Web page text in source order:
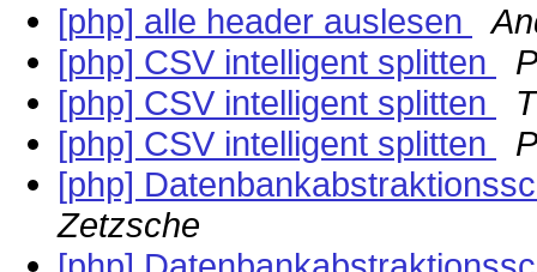
[php] alle header auslesen
[php] CSV intelligent splitten
[php] CSV intelligent splitten
[php] CSV intelligent splitten
[php]
Zetzsche